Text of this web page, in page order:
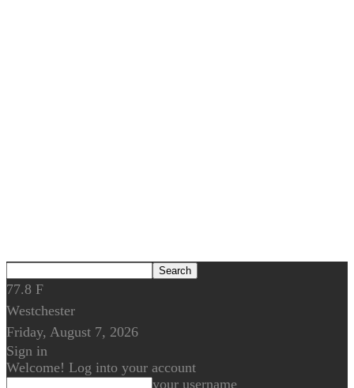
77.8 F
Westchester
Friday, August 7, 2026
Sign in
Welcome! Log into your account
your username